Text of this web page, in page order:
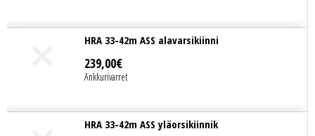
HRA 33-42m ASS alavarsikiinni
239,00€
Ankkurivarret
HRA 33-42m ASS yläorsikiinnik